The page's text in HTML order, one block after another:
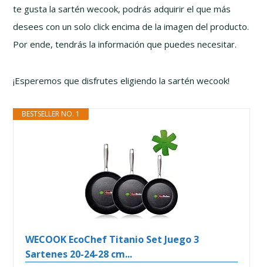
te gusta la sartén wecook, podrás adquirir el que más
desees con un solo click encima de la imagen del producto.
Por ende, tendrás la información que puedes necesitar.
¡Esperemos que disfrutes eligiendo la sartén wecook!
BESTSELLER NO. 1
WECOOK EcoChef Titanio Set Juego 3
Sartenes 20-24-28 cm...